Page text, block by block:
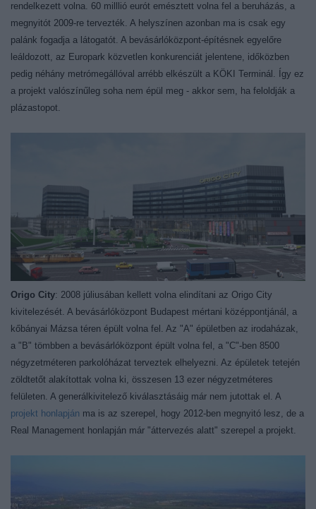
rendelkezett volna. 60 milllió eurót emésztett volna fel a beruházás, a
megnyitót 2009-re tervezték. A helyszínen azonban ma is csak egy
palánk fogadja a látogatót. A bevásárlóközpont-építésnek egyelőre
leáldozott, az Europark közvetlen konkurenciát jelentene, időközben
pedig néhány metrómegállóval arrébb elkészült a KÖKI Terminál. Így ez
a projekt valószínűleg soha nem épül meg - akkor sem, ha feloldják a
plázastopot.
Origo City: 2008 júliusában kellett volna elindítani az Origo City
kivitelezését. A bevásárlóközpont Budapest mértani középpontjánál, a
kőbányai Mázsa téren épült volna fel. Az "A" épületben az irodaházak,
a "B" tömbben a bevásárlóközpont épült volna fel, a "C"-ben 8500
négyzetméteren parkolóházat terveztek elhelyezni. Az épületek tetején
zöldtetőt alakítottak volna ki, összesen 13 ezer négyzetméteres
felületen. A generálkivitelező kiválasztásáig már nem jutottak el. A
projekt honlapján ma is az szerepel, hogy 2012-ben megnyitó lesz, de a
Real Management honlapján már "áttervezés alatt" szerepel a projekt.